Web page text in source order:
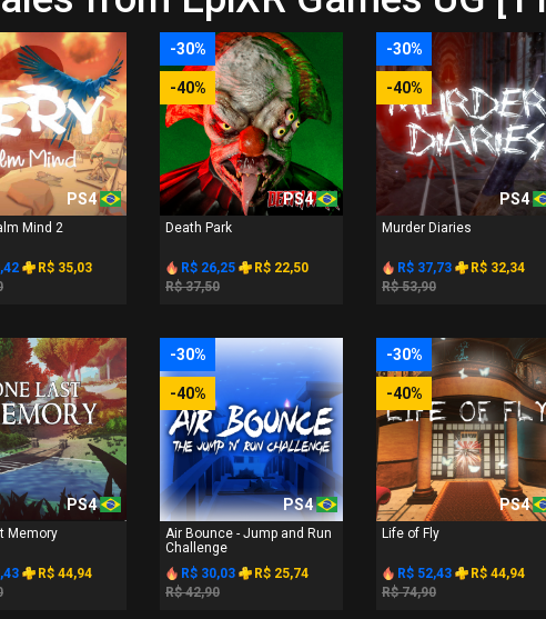
PS4
Mind 2
R$ 35,03
-30%
-40%
PS4
Death Park
R$ 26,25
R$ 22,50
R$ 37,50
-30%
-40%
PS4
Murder Diaries
R$ 37,73
R$ 32,34
R$ 53,90
PS4
Memory
R$ 44,94
-30%
-40%
PS4
Air Bounce - Jump and Run
Challenge
R$ 30,03
R$ 25,74
R$ 42,90
-30%
-40%
PS4
Life of Fly
R$ 52,43
R$ 44,94
R$ 74,90